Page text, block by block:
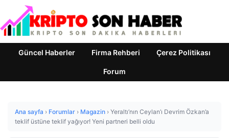
Güncel Haberler Firma Rehberi Çerez Politikası
Forum
Ana sayfa › Forumlar › Magazin › Yeraltı’nın Ceylan’ı Devrim Özkan’a
teklif üstüne teklif yağıyor! Yeni partneri belli oldu